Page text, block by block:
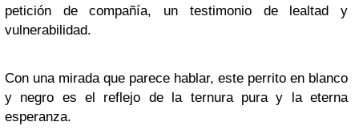
petición de compañía, un testimonio de lealtad y
vulnerabilidad.
Con una mirada que parece hablar, este perrito en blanco
y negro es el reflejo de la ternura pura y la eterna
esperanza.